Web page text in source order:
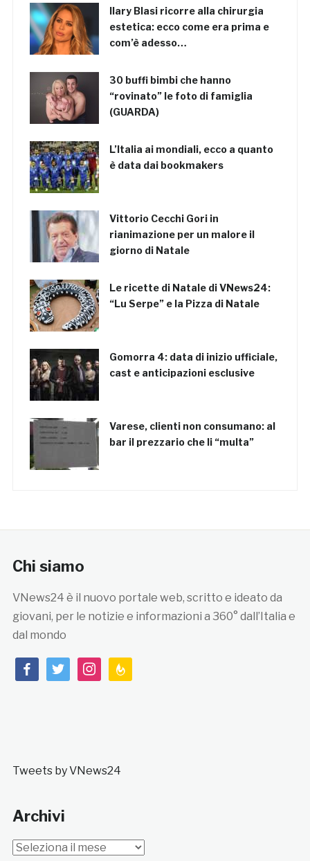
Ilary Blasi ricorre alla chirurgia
estetica: ecco come era prima e
com’è adesso…
30 buffi bimbi che hanno
“rovinato” le foto di famiglia
(GUARDA)
L’Italia ai mondiali, ecco a quanto
è data dai bookmakers
Vittorio Cecchi Gori in
rianimazione per un malore il
giorno di Natale
Le ricette di Natale di VNews24:
“Lu Serpe” e la Pizza di Natale
Gomorra 4: data di inizio ufficiale,
cast e anticipazioni esclusive
Varese, clienti non consumano: al
bar il prezzario che li “multa”
Chi siamo
VNews24 è il nuovo portale web, scritto e ideato da
giovani, per le notizie e informazioni a 360° dall’Italia e
dal mondo
facebooktwitterinstagramfeedburner
Tweets by VNews24
Archivi
Archivi